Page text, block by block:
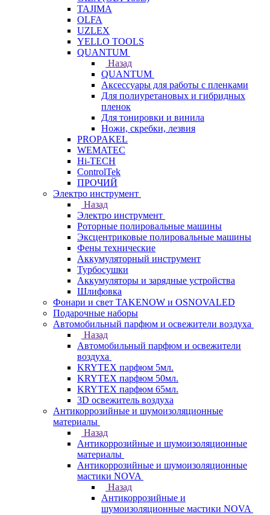
TAJIMA
OLFA
UZLEX
YELLO TOOLS
QUANTUM
Назад
QUANTUM
Аксессуары для работы с пленками
Для полиуретановых и гибридных
пленок
Для тонировки и винила
Ножи, скребки, лезвия
PROPAKEL
WEMATEC
Hi-TECH
ControlTek
ПРОЧИЙ
Электро инструмент
Назад
Электро инструмент
Роторные полировальные машины
Эксцентриковые полировальные машины
Фены технические
Аккумуляторный инструмент
Турбосушки
Аккумуляторы и зарядные устройства
Шлифовка
Фонари и свет TAKENOW и OSNOVALED
Подарочные наборы
Автомобильный парфюм и освежители воздуха
Назад
Автомобильный парфюм и освежители
воздуха
KRYTEX парфюм 5мл.
KRYTEX парфюм 50мл.
KRYTEX парфюм 65мл.
3D освежитель воздуха
Антикоррозийные и шумоизоляционные
материалы
Назад
Антикоррозийные и шумоизоляционные
материалы
Антикоррозийные и шумоизоляционные
мастики NOVA
Назад
Антикоррозийные и
шумоизоляционные мастики NOVA